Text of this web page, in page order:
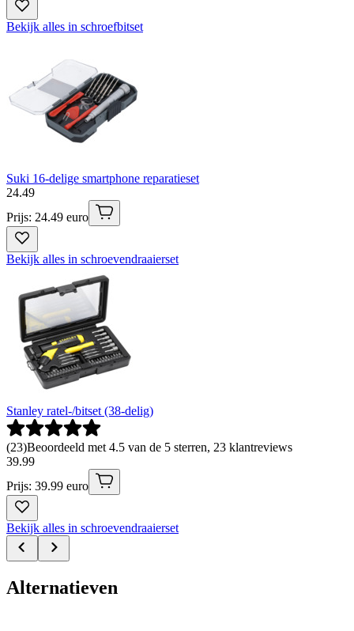
Bekijk alles in schroefbitset
Suki 16-delige smartphone reparatieset
24.49
Prijs: 24.49 euro
Bekijk alles in schroevendraaierset
Stanley ratel-/bitset (38-delig)
(23)Beoordeeld met 4.5 van de 5 sterren, 23 klantreviews
39.99
Prijs: 39.99 euro
Bekijk alles in schroevendraaierset
Alternatieven